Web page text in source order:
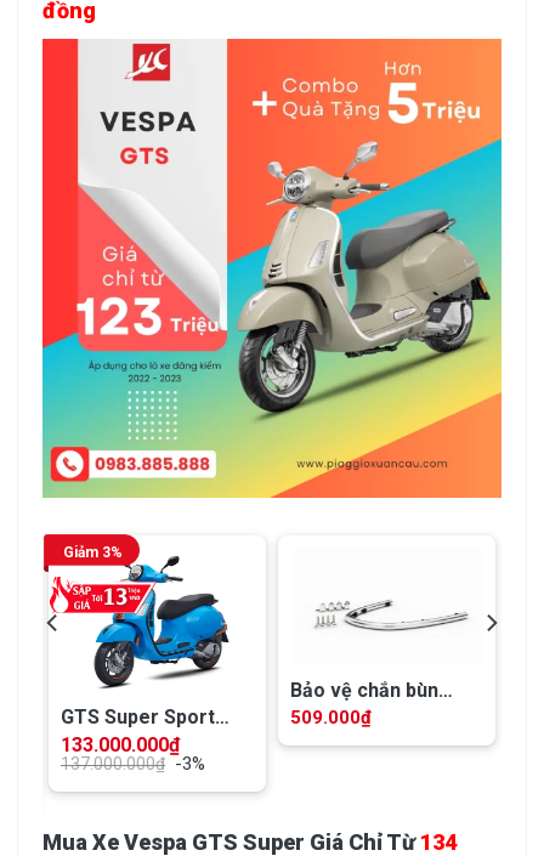
đồng
Giảm 3%
GTS Super Sport
ABS – 150 iGET Xanh
Eclettico (COC 2025)
133.000.000₫
137.000.000₫ -3%
Bảo vệ chắn bùn
Vespa GTS, Vespa
509.000₫
Mua Xe Vespa GTS Super Giá Chỉ Từ134